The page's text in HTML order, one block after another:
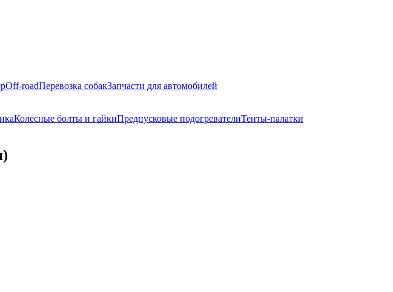
Off-roadПеревозка собакЗапчасти для автомобилей
Колесные болты и гайкиПредпусковые подогревателиТенты-палатки